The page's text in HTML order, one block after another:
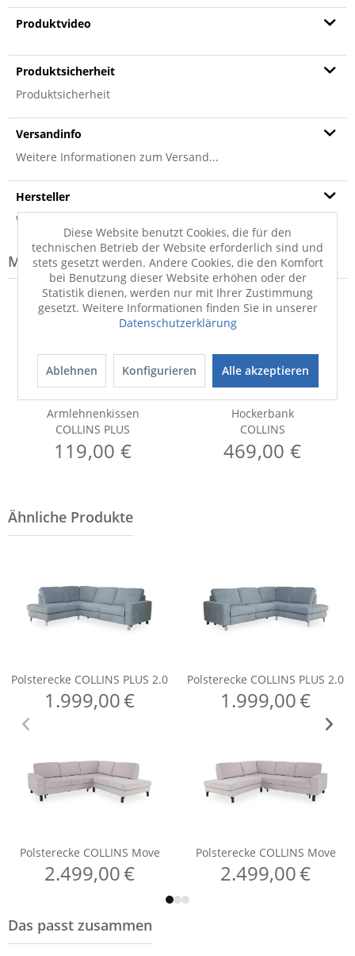
Produktvideo
Produktsicherheit
Produktsicherheit
Versandinfo
Weitere Informationen zum Versand...
Hersteller
Weitere Informationen zum Hersteller...
Modell-Familie: COLLINS
Armlehnenkissen
COLLINS PLUS
119,00 €
Hockerbank
COLLINS
469,00 €
Diese Website benutzt Cookies, die für den
technischen Betrieb der Website erforderlich sind und
stets gesetzt werden. Andere Cookies, die den Komfort
bei Benutzung dieser Website erhöhen oder der
Statistik dienen, werden nur mit Ihrer Zustimmung
gesetzt. Weitere Informationen finden Sie in unserer
Datenschutzerklärung
Ablehnen Konfigurieren Alle akzeptieren